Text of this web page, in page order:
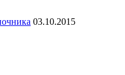
03.10.2015